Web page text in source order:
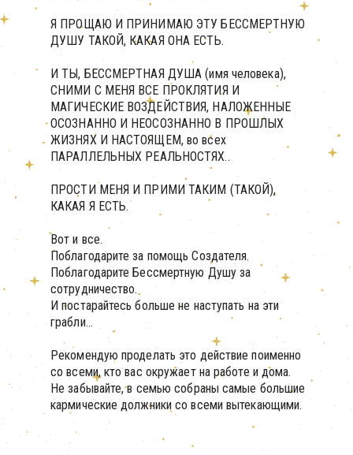
Я ПРОЩАЮ И ПРИНИМАЮ ЭТУ БЕССМЕРТНУЮ
ДУШУ ТАКОЙ, КАКАЯ ОНА ЕСТЬ.
И ТЫ, БЕССМЕРТНАЯ ДУША (имя человека),
СНИМИ С МЕНЯ ВСЕ ПРОКЛЯТИЯ И
МАГИЧЕСКИЕ ВОЗДЕЙСТВИЯ, НАЛОЖЕННЫЕ
ОСОЗНАННО И НЕОСОЗНАННО В ПРОШЛЫХ
ЖИЗНЯХ И НАСТОЯЩЕМ, во всех
ПАРАЛЛЕЛЬНЫХ РЕАЛЬНОСТЯХ..
ПРОСТИ МЕНЯ И ПРИМИ ТАКИМ (ТАКОЙ),
КАКАЯ Я ЕСТЬ.
Вот и все.
Поблагодарите за помощь Создателя.
Поблагодарите Бессмертную Душу за
сотрудничество.
И постарайтесь больше не наступать на эти
грабли…
Рекомендую проделать это действие поименно
со всеми, кто вас окружает на работе и дома.
Не забывайте, в семью собраны самые большие
кармические должники со всеми вытекающими.
Telegram Менеджера
Telegram Отдела заботы
КОНТАКТЫ